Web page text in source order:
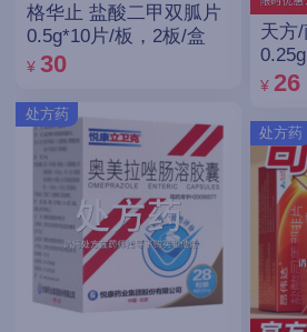
格华止 盐酸二甲双胍片
0.5g*10片/板，2板/盒
¥ 30
处方药
天方
¥ 26
处方药